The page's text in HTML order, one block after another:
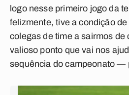
logo nesse primeiro jogo da
felizmente, tive a condição
colegas de time a sairmos de
valioso ponto que vai nos
sequência do campeonato —